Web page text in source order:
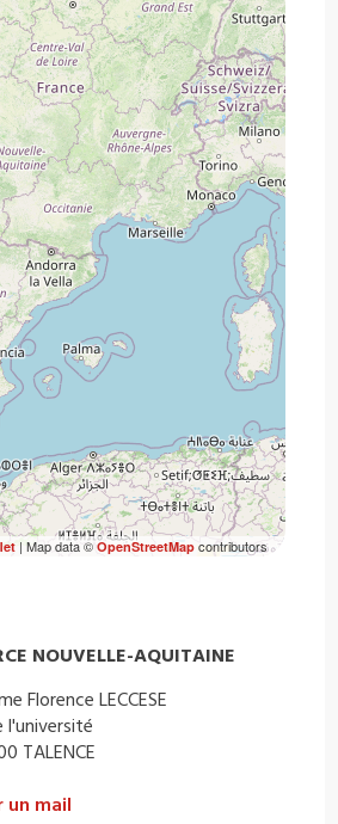
| Map data ©OpenStreetMapcontributors
NOUVELLE-AQUITAINE
Florence LECCESE
l'université
TALENCE
un mail